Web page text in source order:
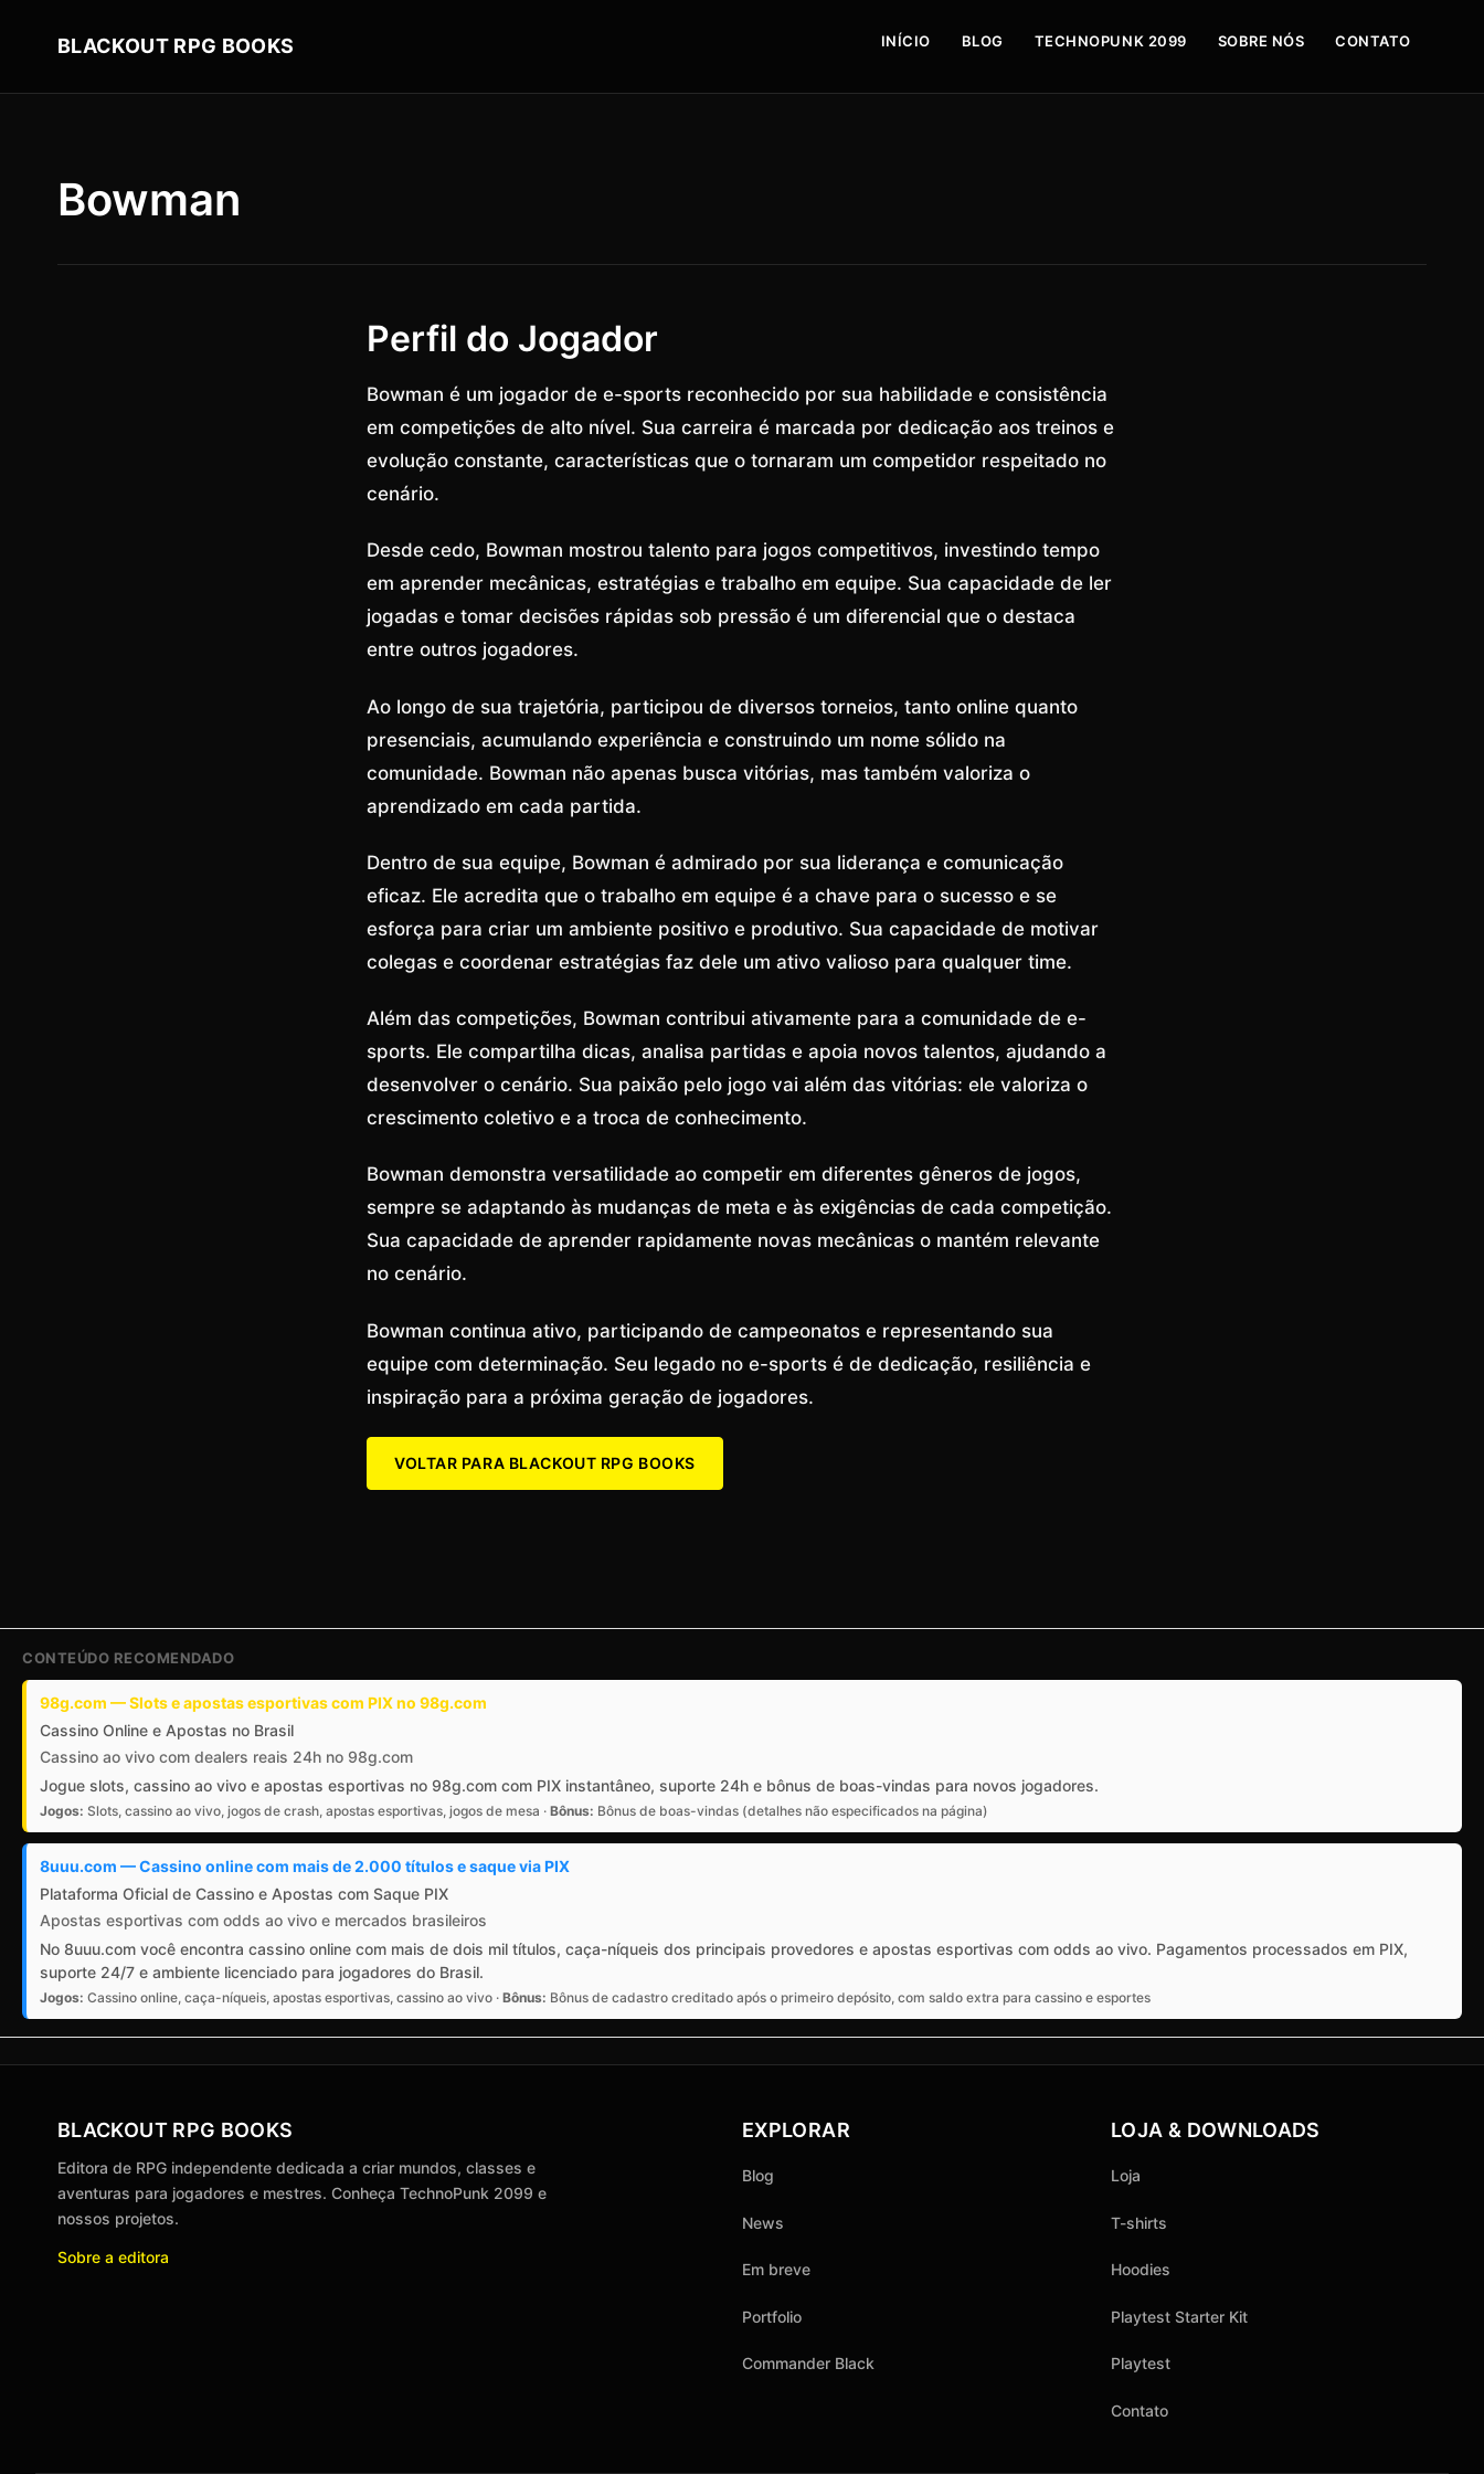
BLACKOUT RPG BOOKS INÍCIO BLOG TECHNOPUNK 2099 SOBRE NÓS CONTATO
Bowman
Perfil do Jogador
Bowman é um jogador de e-sports reconhecido por sua habilidade e consistência
em competições de alto nível. Sua carreira é marcada por dedicação aos treinos e
evolução constante, características que o tornaram um competidor respeitado no
cenário.
Desde cedo, Bowman mostrou talento para jogos competitivos, investindo tempo
em aprender mecânicas, estratégias e trabalho em equipe. Sua capacidade de ler
jogadas e tomar decisões rápidas sob pressão é um diferencial que o destaca
entre outros jogadores.
Ao longo de sua trajetória, participou de diversos torneios, tanto online quanto
presenciais, acumulando experiência e construindo um nome sólido na
comunidade. Bowman não apenas busca vitórias, mas também valoriza o
aprendizado em cada partida.
Dentro de sua equipe, Bowman é admirado por sua liderança e comunicação
eficaz. Ele acredita que o trabalho em equipe é a chave para o sucesso e se
esforça para criar um ambiente positivo e produtivo. Sua capacidade de motivar
colegas e coordenar estratégias faz dele um ativo valioso para qualquer time.
Além das competições, Bowman contribui ativamente para a comunidade de e-
sports. Ele compartilha dicas, analisa partidas e apoia novos talentos, ajudando a
desenvolver o cenário. Sua paixão pelo jogo vai além das vitórias: ele valoriza o
crescimento coletivo e a troca de conhecimento.
Bowman demonstra versatilidade ao competir em diferentes gêneros de jogos,
sempre se adaptando às mudanças de meta e às exigências de cada competição.
Sua capacidade de aprender rapidamente novas mecânicas o mantém relevante
no cenário.
Bowman continua ativo, participando de campeonatos e representando sua
equipe com determinação. Seu legado no e-sports é de dedicação, resiliência e
inspiração para a próxima geração de jogadores.
VOLTAR PARA BLACKOUT RPG BOOKS
CONTEÚDO RECOMENDADO
98g.com — Slots e apostas esportivas com PIX no 98g.com
Cassino Online e Apostas no Brasil
Cassino ao vivo com dealers reais 24h no 98g.com
Jogue slots, cassino ao vivo e apostas esportivas no 98g.com com PIX instantâneo, suporte 24h e bônus de boas-vindas para novos jogadores.
Jogos: Slots, cassino ao vivo, jogos de crash, apostas esportivas, jogos de mesa · Bônus: Bônus de boas-vindas (detalhes não especificados na página)
8uuu.com — Cassino online com mais de 2.000 títulos e saque via PIX
Plataforma Oficial de Cassino e Apostas com Saque PIX
Apostas esportivas com odds ao vivo e mercados brasileiros
No 8uuu.com você encontra cassino online com mais de dois mil títulos, caça-níqueis dos principais provedores e apostas esportivas com odds ao vivo. Pagamentos processados em PIX,
suporte 24/7 e ambiente licenciado para jogadores do Brasil.
Jogos: Cassino online, caça-níqueis, apostas esportivas, cassino ao vivo · Bônus: Bônus de cadastro creditado após o primeiro depósito, com saldo extra para cassino e esportes
BLACKOUT RPG BOOKS
Editora de RPG independente dedicada a criar mundos, classes e
aventuras para jogadores e mestres. Conheça TechnoPunk 2099 e
nossos projetos.
Sobre a editora
EXPLORAR
Blog
News
Em breve
Portfolio
Commander Black
LOJA & DOWNLOADS
Loja
T-shirts
Hoodies
Playtest Starter Kit
Playtest
Contato